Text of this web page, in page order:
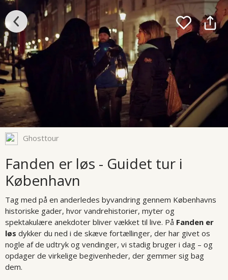
Ghosttour
Fanden er løs - Guidet tur i
København
Tag med på en anderledes byvandring gennem Københavns
historiske gader, hvor vandrehistorier, myter og
spektakulære anekdoter bliver vækket til live. På Fanden er
løs dykker du ned i de skæve fortællinger, der har givet os
nogle af de udtryk og vendinger, vi stadig bruger i dag – og
opdager de virkelige begivenheder, der gemmer sig bag
dem.